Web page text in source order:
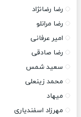
رضا رضانژاد
رضا مرانلو
امیر عرفانی
رضا صادقی
سعید شمس
محمد زینعلی
میهاد
مهرزاد اسفندیاری